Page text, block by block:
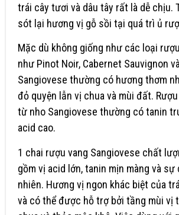
trái cây tươi và dâu tây rất là dễ chịu.
sót lại hương vị gỗ sồi tại quá trì ủ
Mặc dù không giống như các loại
như Pinot Noir, Cabernet Sauvignon
Sangiovese thường có hương thơm
đỏ quyện lẫn vị chua và mùi đất.
từ nho Sangiovese thường có tanin
acid cao.
1 chai rượu vang Sangiovese chất
gồm vị acid lớn, tanin mịn màng và
nhiên. Hương vị ngon khác biệt của
và có thể được hỗ trợ bởi tầng mùi vị